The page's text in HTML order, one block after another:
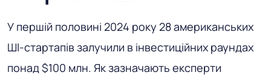
У першій половині 2024 року 28 американських
ШІ-стартапів залучили в інвестиційних раундах
понад $100 млн. Як зазначають експерти